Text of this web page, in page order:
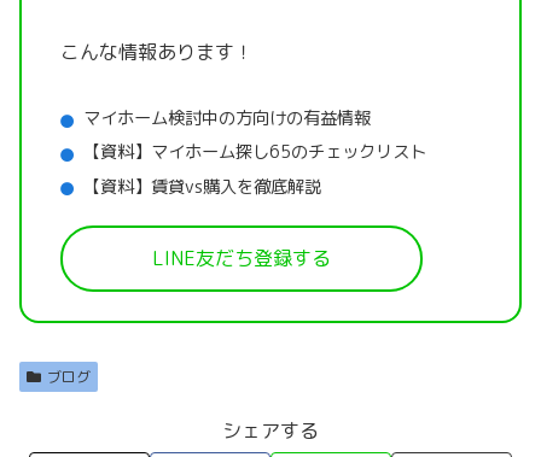
こんな情報あります！
マイホーム検討中の方向けの有益情報
【資料】マイホーム探し65のチェックリスト
【資料】賃貸vs購入を徹底解説
LINE友だち登録する
ブログ
シェアする